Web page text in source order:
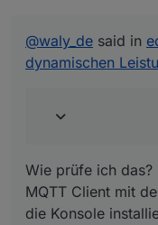
installiert.
Nachtrag: die
Version des
@waly_de said in
dynamischen
Wie prüfe ich
MQTT Client mit
die Konsole